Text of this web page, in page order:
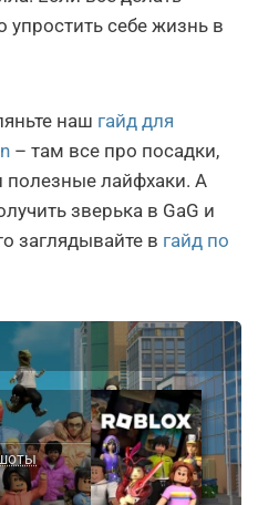
упростить себе жизнь в
наш гайд для
– там все про посадки,
полезные лайфхаки. А
зверька в GaG и
заглядывайте в гайд по